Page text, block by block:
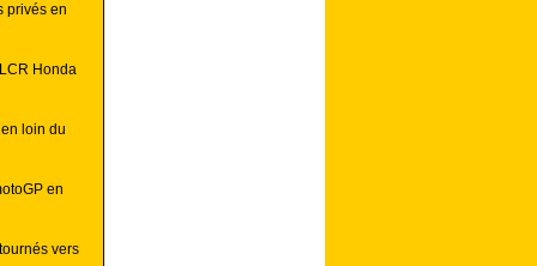
privés en
Honda
loin du
en
vers